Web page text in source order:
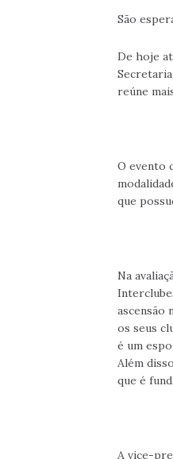
São
De hoje
reúne
O evento
que
Na
ascensão
os seus
é um
Além
que é
A vice-